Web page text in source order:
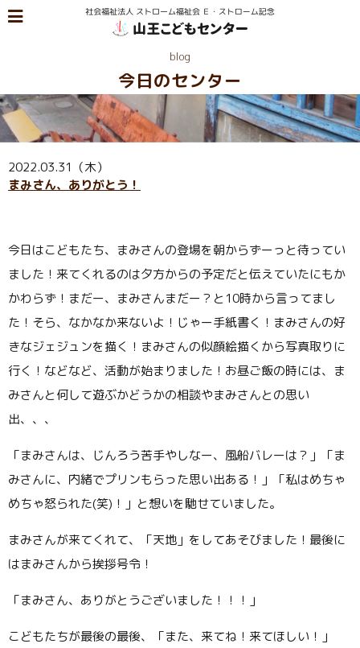
blog
今日のセンター
2022.03.31（木）
まみさん、ありがとう！
今日はこどもたち、まみさんの登場を朝からずーっと待ってい
ました！来てくれるのは夕方からの予定だと伝えていたにもか
かわらず！まだー、まみさんまだー？と 10時から言ってまし
た！そら、なかなか来ないよ！じゃー手紙書く！まみさんの好
きなジェジュンを描く！まみさんの似顔絵描くから写真取りに
行く！などなど、活動が始まりました！お昼ご飯の時には、ま
みさんと何して遊ぶかどうかの相談やまみさんとの思い
出、、、
「まみさんは、じんろう苦手やしなー、風船バレーは？」「ま
みさんに、内緒でプリンもらった思い出ある！」「私はめちゃ
めちゃ怒られた(笑)！」と想いを馳せていました。
まみさんが来てくれて、「天地」をしてあそびました！最後に
はまみさんから挨拶号令！
「まみさん、ありがとうございました！！！」
こどもたちが最後の最後、「また、来てね！来てほしい！」